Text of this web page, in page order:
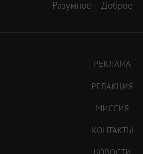
Разумное Доброе
РЕКЛАМА
РЕДАКЦИЯ
МИССИЯ
КОНТАКТЫ